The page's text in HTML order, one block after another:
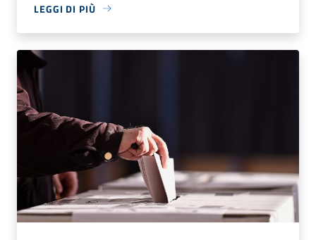
LEGGI DI PIÙ